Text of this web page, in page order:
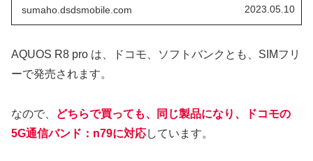
ペックに、デュアルSIM デュアルアクティブ「DSDA」対
応とあるからです。
sumaho.dsdsmobile.com 2023.05.10
AQUOS R8 pro は、ドコモ、ソフトバンクとも、SIMフリ
ーで発売されます。
なので、
どちらで買っても、同じ製品になり、ドコモの
5G通信バンド：n79に対応しています。